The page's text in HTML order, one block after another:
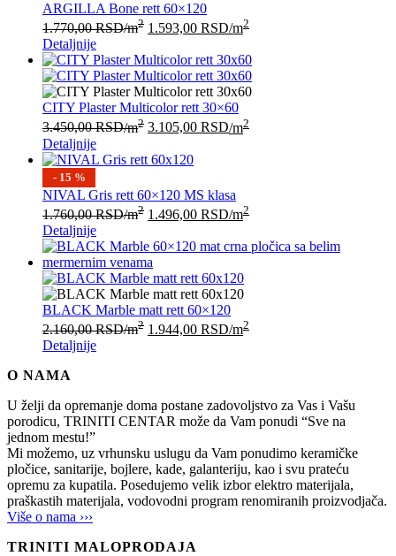
ARGILLA Bone rett 60×120
1.770,00RSD/m2 1.593,00 RSD/m2
Detaljnije
CITY Plaster Multicolor rett 30×60
3.450,00RSD/m2 3.105,00 RSD/m2
Detaljnije
- 15 %
NIVAL Gris rett 60×120 MS klasa
1.760,00RSD/m2 1.496,00 RSD/m2
Detaljnije
BLACK Marble matt rett 60×120
2.160,00RSD/m2 1.944,00 RSD/m2
Detaljnije
O NAMA
U želji da opremanje doma postane zadovoljstvo za Vas i Vašu
porodicu, TRINITI CENTAR može da Vam ponudi “Sve na
jednom mestu!”
Mi možemo, uz vrhunsku uslugu da Vam ponudimo keramičke
pločice, sanitarije, bojlere, kade, galanteriju, kao i svu prateću
opremu za kupatila. Posedujemo velik izbor elektro materijala,
praškastih materijala, vodovodni program renomiranih proizvodjača.
Više o nama ›››
TRINITI MALOPRODAJA